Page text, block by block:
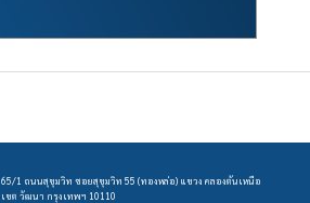
65/1 ถนนสุขุมวิท ซอยสุขุมวิท 55 (ทองหล่อ) แขวง คลองตันเหนือ
เขต วัฒนา กรุงเทพฯ 10110